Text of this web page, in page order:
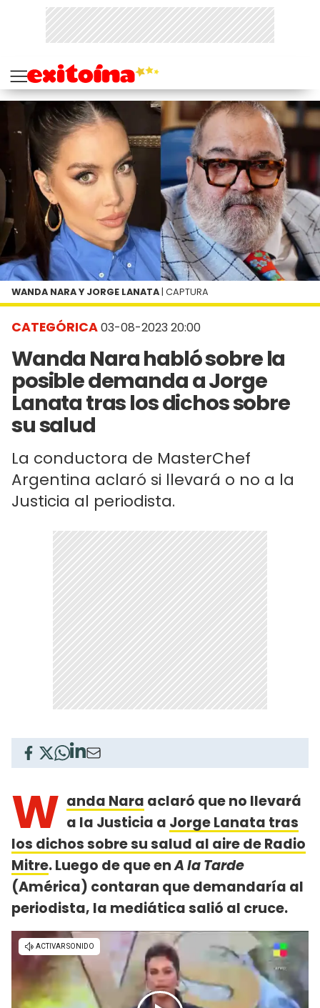
CATEGÓRICA03-08-2023 20:00
Wanda Nara habló sobre la
posible demanda a Jorge
Lanata tras los dichos sobre
su salud
La conductora de MasterChef
Argentina aclaró si llevará o no a la
Justicia al periodista.
WANDA NARA Y JORGE LANATA | CAPTURA
W anda Nara aclaró que no llevará
a la Justicia a Jorge Lanata tras
los dichos sobre su salud al aire de Radio
Mitre. Luego de que enA la Tarde
(América) contaran que demandaría al
periodista, la mediática salió al cruce.